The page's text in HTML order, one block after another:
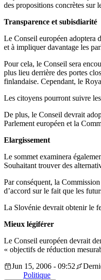
des propositions concrètes sur
Transparence et subisdiarité
Le Conseil européen adoptera
et à impliquer davantage les
Pour cela, le Conseil sera
plus lieu derrière des portes
finlandaise. Cependant, le
Les citoyens pourront suivre
De plus, le Conseil devrait
Parlement européen et la
Elargissement
Le sommet examinera
Souhaitant trouver des
Par conséquent, la
d’accord sur le fait que les
La Slovénie devrait obtenir le
Mieux légiférer
Le Conseil européen devrait
« objectifs de réduction
Jun 15, 2006 - 09:52
Politique